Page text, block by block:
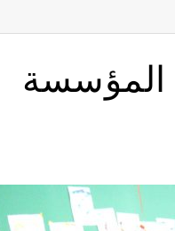
المؤسسة